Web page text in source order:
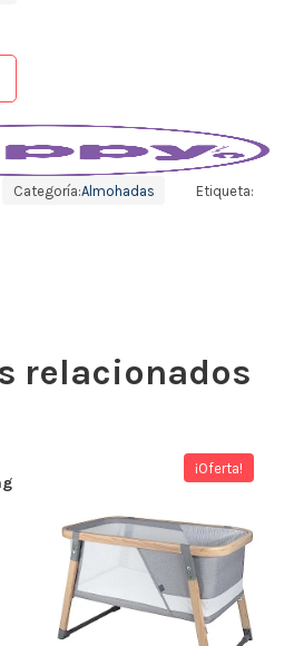
Categoría:Almohadas Etiqueta:
relacionados
¡Oferta!